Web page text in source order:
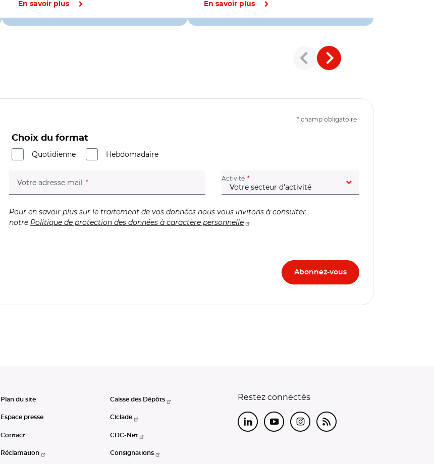
En savoir plus En savoir plus
* champ obligatoire
Choix du format
Quotidienne
Hebdomadaire
Votre adresse mail (champ obligatoire) Activité (champ obligatoire)
Pour en savoir plus sur le traitement de vos données nous vous invitons à consulter
notre Politique de protection des données à caractère personnelle
Plan du site
Espace presse
Contact
Réclamation
Caisse des Dépôts
Ciclade
CDC-Net
Consignations
Restez connectés
LinkedInYoutubeInstagram
RSS